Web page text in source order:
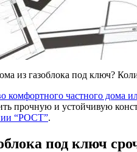
из газоблока под ключ?
комфортного частного дома
прочную и устойчивую
“РОСТ”.
под ключ